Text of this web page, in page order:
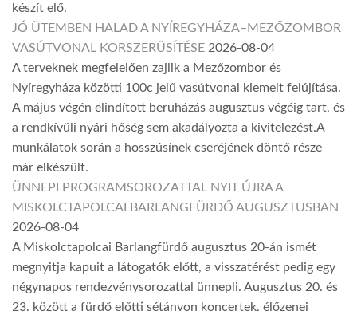
készít elő.
JÓ ÜTEMBEN HALAD A NYÍREGYHÁZA–MEZŐZOMBOR
VASÚTVONAL KORSZERŰSÍTÉSE 2026-08-04
A terveknek megfelelően zajlik a Mezőzombor és
Nyíregyháza közötti 100c jelű vasútvonal kiemelt felújítása.
A május végén elindított beruházás augusztus végéig tart, és
a rendkívüli nyári hőség sem akadályozta a kivitelezést.A
munkálatok során a hosszúsínek cseréjének döntő része
már elkészült.
ÜNNEPI PROGRAMSOROZATTAL NYIT ÚJRA A
MISKOLCTAPOLCAI BARLANGFÜRDŐ AUGUSZTUSBAN
2026-08-04
A Miskolctapolcai Barlangfürdő augusztus 20-án ismét
megnyitja kapuit a látogatók előtt, a visszatérést pedig egy
négynapos rendezvénysorozattal ünnepli. Augusztus 20. és
23. között a fürdő előtti sétányon koncertek, élőzenei